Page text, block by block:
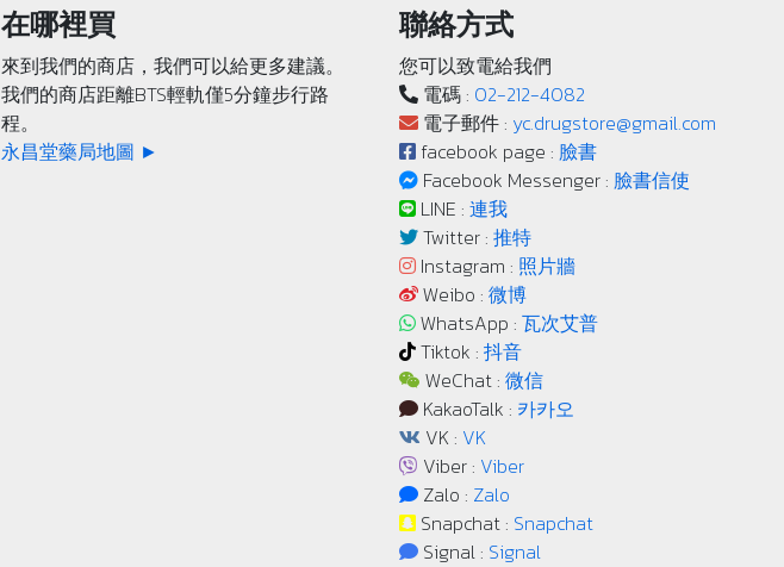
在哪裡買
來到我們的商店，我們可以給更多建議。
我們的商店距離BTS輕軌僅5分鐘步行路
程。
永昌堂藥局地圖 ►
聯絡方式
您可以致電給我們
電碼 : 02-212-4082
電子郵件 : yc.drugstore@gmail.com
facebook page : 臉書
Facebook Messenger : 臉書信使
LINE : 連我
Twitter : 推特
Instagram : 照片牆
Weibo : 微博
WhatsApp : 瓦次艾普
Tiktok : 抖音
WeChat : 微信
KakaoTalk : 카카오
VK : VK
Viber : Viber
Zalo : Zalo
Snapchat : Snapchat
Signal : Signal